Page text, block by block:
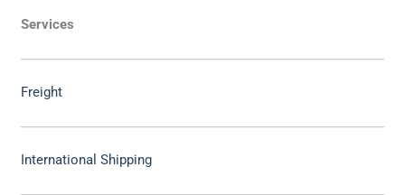
Services
Freight
International Shipping